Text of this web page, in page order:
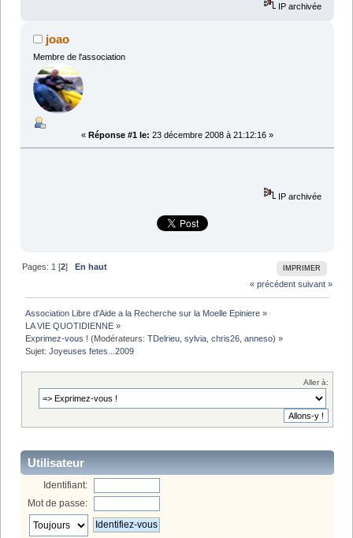
IP archivée
joao
Membre de l'association
« Réponse #1 le: 23 décembre 2008 à 21:12:16 »
IP archivée
IMPRIMER
Pages:1 [2]
En haut
« précédent suivant »
Association Libre d'Aide a la Recherche sur la Moelle Epiniere »
LA VIE QUOTIDIENNE »
Exprimez-vous ! (Modérateurs:TDelrieu ,sylvia ,chris26 ,anneso) »
Sujet:Joyeuses fetes...2009
Aller à:
Utilisateur
Identifiant:
Mot de passe: